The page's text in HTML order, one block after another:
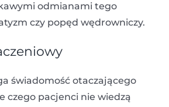
odmianami tego
czy popęd wędrowniczy.
świadomość otaczającego
czego pacjenci nie wiedzą